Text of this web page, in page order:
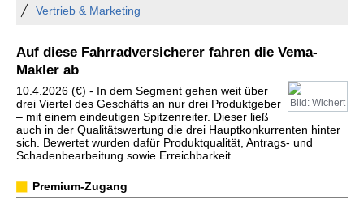
Vertrieb & Marketing
Auf diese Fahrradversicherer fahren die Vema-
Makler ab
Bild: Wichert
10.4.2026 (€) - In dem Segment gehen weit über
drei Viertel des Geschäfts an nur drei Produktgeber
– mit einem eindeutigen Spitzenreiter. Dieser ließ
auch in der Qualitätswertung die drei Hauptkonkurrenten hinter
sich. Bewertet wurden dafür Produktqualität, Antrags- und
Schadenbearbeitung sowie Erreichbarkeit.
Premium-Zugang